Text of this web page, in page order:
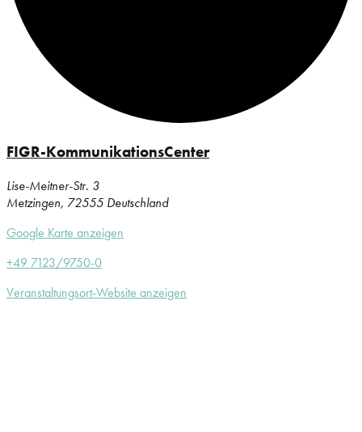
FIGR-KommunikationsCenter
Lise-Meitner-Str. 3
Metzingen, 72555 Deutschland
Google Karte anzeigen
+49 7123/9750-0
Veranstaltungsort-Website anzeigen